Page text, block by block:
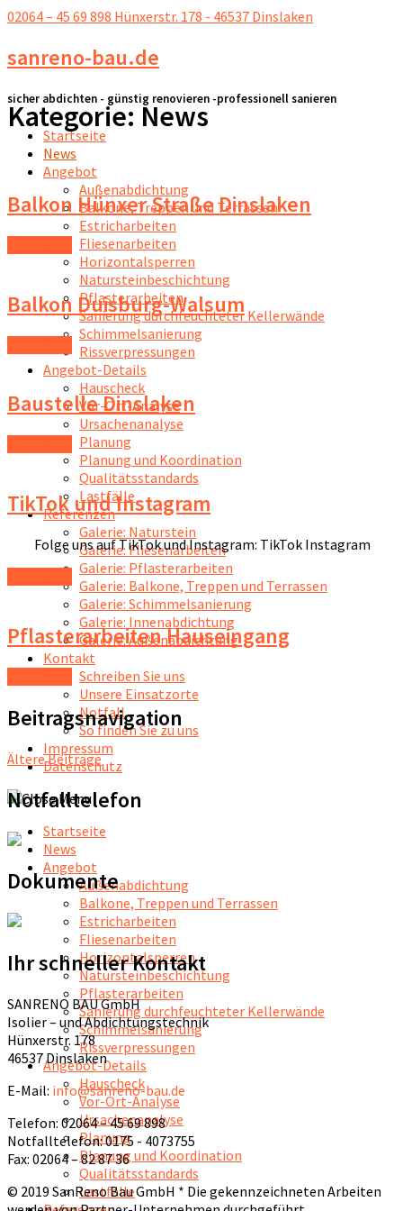
02064 – 45 69 898 Hünxerstr. 178 - 46537 Dinslaken
sanreno-bau.de
sicher abdichten - günstig renovieren -professionell sanieren
Startseite
News
Angebot
Außenabdichtung
Balkone, Treppen und Terrassen
Estricharbeiten
Fliesenarbeiten
Horizontalsperren
Natursteinbeschichtung
Pflasterarbeiten
Sanierung durchfeuchteter Kellerwände
Schimmelsanierung
Rissverpressungen
Angebot-Details
Hauscheck
Vor-Ort-Analyse
Ursachenanalyse
Planung
Planung und Koordination
Qualitätsstandards
Lastfälle
Referenzen
Galerie: Naturstein
Galerie: Fliesenarbeiten
Galerie: Pflasterarbeiten
Galerie: Balkone, Treppen und Terrassen
Galerie: Schimmelsanierung
Galerie: Innenabdichtung
Galerie: Außenabdichtung
Kontakt
Schreiben Sie uns
Unsere Einsatzorte
Notfall
So finden Sie zu uns
Impressum
Datenschutz
Startseite
News
Angebot
Außenabdichtung
Balkone, Treppen und Terrassen
Estricharbeiten
Fliesenarbeiten
Horizontalsperren
Natursteinbeschichtung
Pflasterarbeiten
Sanierung durchfeuchteter Kellerwände
Schimmelsanierung
Rissverpressungen
Angebot-Details
Hauscheck
Vor-Ort-Analyse
Ursachenanalyse
Planung
Planung und Koordination
Qualitätsstandards
Lastfälle
Kategorie: News
Balkon Hünxer Straße Dinslaken
Balkon Duisburg-Walsum
Baustelle Dinslaken
TikTok und Instagram
Folge uns auf TikTok und Instagram: TikTok Instagram
Pflasterarbeiten Hauseingang
Beitragsnavigation
Ältere Beiträge
Notfalltelefon
Dokumente
Ihr schneller Kontakt
SANRENO BAU GmbH
Isolier – und Abdichtungstechnik
Hünxerstr. 178
46537 Dinslaken
E-Mail: info@sanreno-bau.de
Telefon: 02064 – 45 69 898
Notfalltelefon: 0175 - 4073755
Fax: 02064 – 82 87 36
© 2019 SanReno Bau GmbH * Die gekennzeichneten Arbeiten